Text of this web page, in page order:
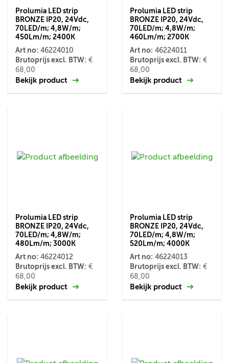
Prolumia LED strip
BRONZE IP20, 24Vdc,
70LED/m; 4,8W/m;
450Lm/m; 2400K
Art no: 46224010
Brutoprijs excl. BTW: €
68,00
Bekijk product
Prolumia LED strip
BRONZE IP20, 24Vdc,
70LED/m; 4,8W/m;
460Lm/m; 2700K
Art no: 46224011
Brutoprijs excl. BTW: €
68,00
Bekijk product
Prolumia LED strip
BRONZE IP20, 24Vdc,
70LED/m; 4,8W/m;
480Lm/m; 3000K
Art no: 46224012
Brutoprijs excl. BTW: €
68,00
Bekijk product
Prolumia LED strip
BRONZE IP20, 24Vdc,
70LED/m; 4,8W/m;
520Lm/m; 4000K
Art no: 46224013
Brutoprijs excl. BTW: €
68,00
Bekijk product